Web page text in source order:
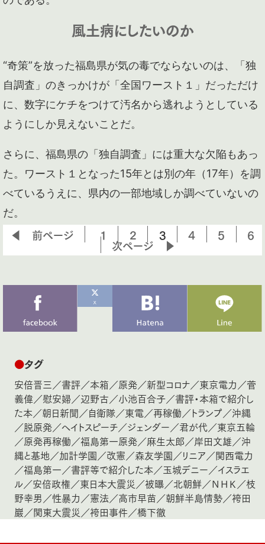
風土病にしたいのか
“奇策”を放った福島県が気の毒でならないのは、「独
自調査」のきっかけが「全国ワースト１」だっただけ
に、数字にケチをつけて汚名から逃れようとしている
ようにしか見えないことだ。
さらに、福島県の「独自調査」には重大な欠陥もあっ
た。ワースト１となった15年とは別の年（17年）を調
べているうえに、県内の一部地域しか調べていないの
だ。
◀ 前ページ 1 2 3 4 5 6
次ページ ▶
●タグ
安倍晋三 ／書評／本箱／原発／新型コロナ／東京電力 ／菅
義偉／慰安婦／辺野古／小池百合子／書評・本箱で紹介し
た本／朝日新聞／自衛隊／東電／再稼働／トランプ／沖縄
／脱原発／ヘイトスピーチ／ジェンダー／君が代／東京五輪
／原発再稼働／福島第一原発／麻生太郎／岸田文雄／沖
縄と基地／加計学園／改憲／森友学園／リニア／関西電力
／福島第一／書評等で紹介した本／玉城デニー／イスラエ
ル／安倍政権／東日本大震災 ／被曝／北朝鮮／ＮＨＫ ／枝
野幸男 ／性暴力 ／憲法／高市早苗／朝鮮半島情勢／袴田
巖／関東大震災 ／袴田事件／橋下徹